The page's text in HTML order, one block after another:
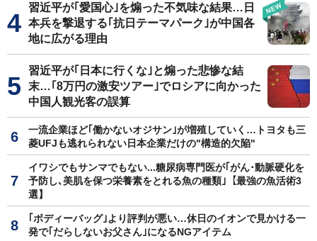
習近平が｢愛国心｣を煽った不気味な結果…日
本兵を撃退する｢抗日テーマパーク｣が中国各
地に広がる理由
習近平が｢日本に行くな｣と煽った悲惨な結
末…｢8万円の激安ツアー｣でロシアに向かった
中国人観光客の誤算
一流企業ほど｢働かないオジサン｣が増殖していく…トヨタも三
菱UFJも逃れられない日本企業だけの"構造的欠陥"
イワシでもサンマでもない...糖尿病専門医が｢がん･動脈硬化を
予防し､美肌を保つ栄養素をとれる魚の種類｣【最強の魚活術3
選】
｢ボディーバッグ｣より評判が悪い…休日のイオンで見かける一
発で｢だらしないお父さん｣になるNGアイテム